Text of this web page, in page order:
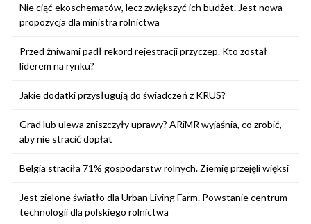
Nie ciąć ekoschematów, lecz zwiększyć ich budżet. Jest nowa
propozycja dla ministra rolnictwa
Przed żniwami padł rekord rejestracji przyczep. Kto został
liderem na rynku?
Jakie dodatki przysługują do świadczeń z KRUS?
Grad lub ulewa zniszczyły uprawy? ARiMR wyjaśnia, co zrobić,
aby nie stracić dopłat
Belgia straciła 71% gospodarstw rolnych. Ziemię przejęli więksi
Jest zielone światło dla Urban Living Farm. Powstanie centrum
technologii dla polskiego rolnictwa